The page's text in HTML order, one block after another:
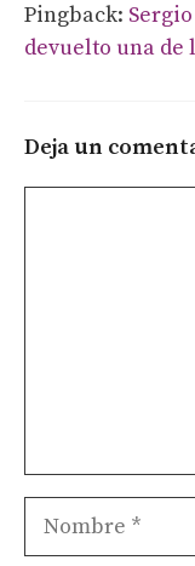
Pingback:
devuelto una de
Deja un
Nombre